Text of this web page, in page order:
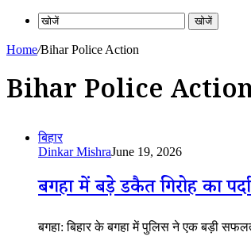
खोजें
Home/Bihar Police Action
Bihar Police
बिहार
Dinkar MishraJune 19, 2026
बगहा में बड़े डकैत गिरोह का
बगहा: बिहार के बगहा में पुलिस ने एक बड़ी